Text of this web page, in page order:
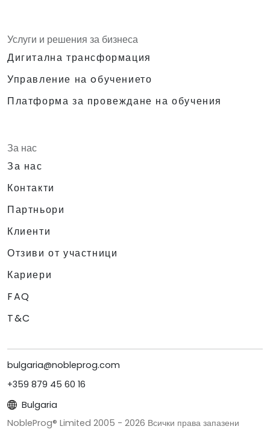
Услуги и решения за бизнеса
Дигитална трансформация
Управление на oбучението
Платформа за провеждане на обучения
За нас
За нас
Контакти
Партньори
Клиенти
Отзиви от участници
Кариери
FAQ
T&C
bulgaria@nobleprog.com
+359 879 45 60 16
Bulgaria
NobleProg® Limited 2005 - 2026 Всички права запазени